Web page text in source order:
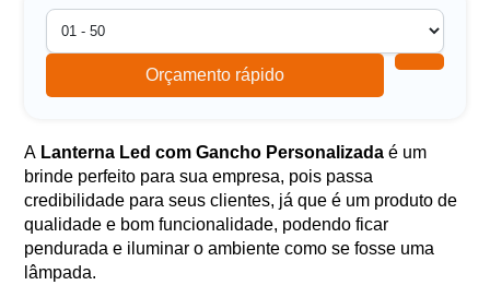
Orçamento rápido
A Lanterna Led com Gancho Personalizadaé um
brinde perfeito para sua empresa, pois passa
credibilidade para seus clientes, já que é um produto de
qualidade e bom funcionalidade, podendo ficar
pendurada e iluminar o ambiente como se fosse uma
lâmpada.